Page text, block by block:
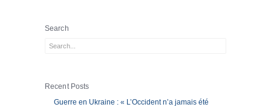
Search
Recent Posts
Guerre en Ukraine : « L’Occident n’a jamais été